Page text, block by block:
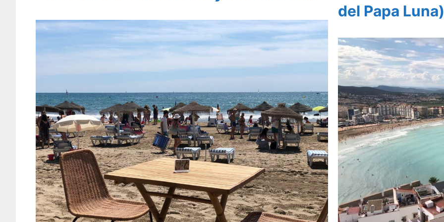
del Papa Luna)